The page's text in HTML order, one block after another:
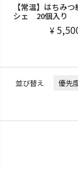
【常温】はちみ
シェ 20個入り
¥
並び替え 優先